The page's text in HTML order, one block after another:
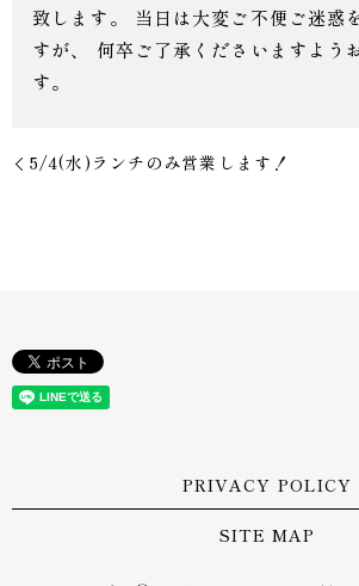
致します。 当日は大変ご不便ご迷惑
すが、 何卒ご了承くださいますよう
す。
5/4(水)ランチのみ営業します！
PRIVACY POLICY
SITE MAP